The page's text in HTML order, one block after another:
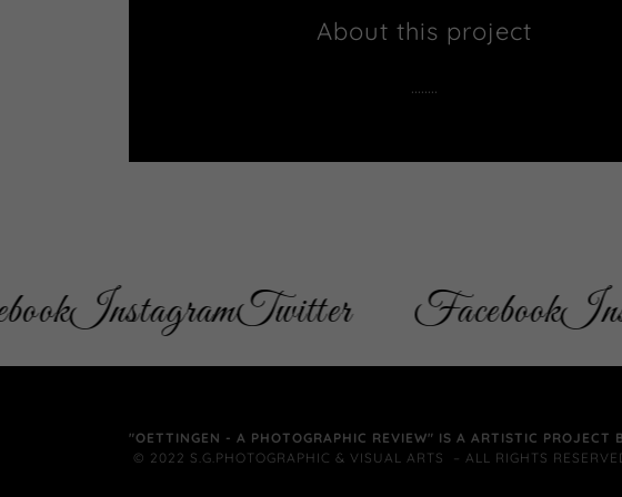
About this project
........
InstagramTwitter Facebook
"OETTINGEN - A PHOTOGRAPHIC REVIEW" IS A ARTISTIC PROJECT
© 2022 S.G.PHOTOGRAPHIC & VISUAL ARTS – ALL RIGHTS